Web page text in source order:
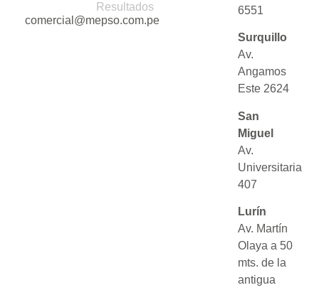
comercial@mepso.com.pe
Resultados
6551
Surquillo
Av.
Angamos
Este 2624
San
Miguel
Av.
Universitaria
407
Lurín
Av. Martín
Olaya a 50
mts. de la
antigua